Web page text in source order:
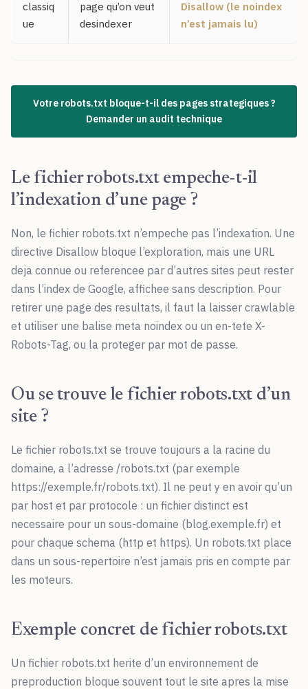
classiq
ue
page qu’on veut
desindexer
Disallow (le noindex
n’est jamais lu)
Votre robots.txt bloque-t-il des pages strategiques ?
Demander un audit technique
Le fichier robots.txt empeche-t-il
l’indexation d’une page ?
Non, le fichier robots.txt n’empeche pas l’indexation. Une
directive Disallow bloque l’exploration, mais une URL
deja connue ou referencee par d’autres sites peut rester
dans l’index de Google, affichee sans description. Pour
retirer une page des resultats, il faut la laisser crawlable
et utiliser une balise meta noindex ou un en-tete X-
Robots-Tag, ou la proteger par mot de passe.
Ou se trouve le fichier robots.txt d’un
site ?
Le fichier robots.txt se trouve toujours a la racine du
domaine, a l’adresse /robots.txt (par exemple
https://exemple.fr/robots.txt). Il ne peut y en avoir qu’un
par host et par protocole : un fichier distinct est
necessaire pour un sous-domaine (blog.exemple.fr) et
pour chaque schema (http et https). Un robots.txt place
dans un sous-repertoire n’est jamais pris en compte par
les moteurs.
Exemple concret de fichier robots.txt
Un fichier robots.txt herite d’un environnement de
preproduction bloque souvent tout le site apres la mise